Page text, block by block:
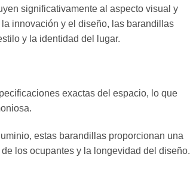
significativamente al aspecto visual y
innovación y el diseño, las barandillas
y la identidad del lugar.
exactas del espacio, lo que
estas barandillas proporcionan una
los ocupantes y la longevidad del diseño.